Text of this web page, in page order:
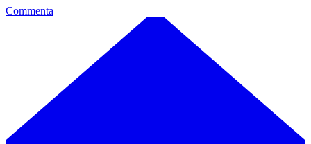
Commenta